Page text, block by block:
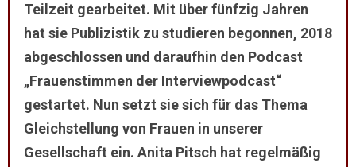
Teilzeit gearbeitet. Mit über fünfzig Jahren
hat sie Publizistik zu studieren begonnen, 2018
abgeschlossen und daraufhin den Podcast
„Frauenstimmen der Interviewpodcast“
gestartet. Nun setzt sie sich für das Thema
Gleichstellung von Frauen in unserer
Gesellschaft ein. Anita Pitsch hat regelmäßig